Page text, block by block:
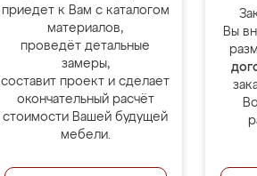
приедет к Вам с каталогом
материалов,
проведёт детальные
замеры,
составит проект и сделает
окончательный расчёт
стоимости Вашей будущей
мебели.
Вы